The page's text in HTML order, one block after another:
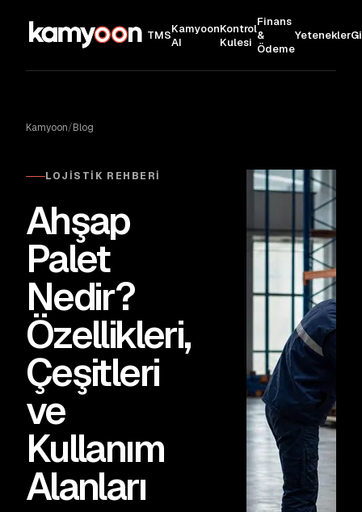
TMSKamyoon
AI
Kontrol
Kulesi
Finans
&
Ödeme
Yetenekler
Kamyoon/Blog
LOJISTIK REHBERI
Ahşap
Palet
Nedir?
Özellikleri,
Çeşitleri
ve
Kullanım
Alanları